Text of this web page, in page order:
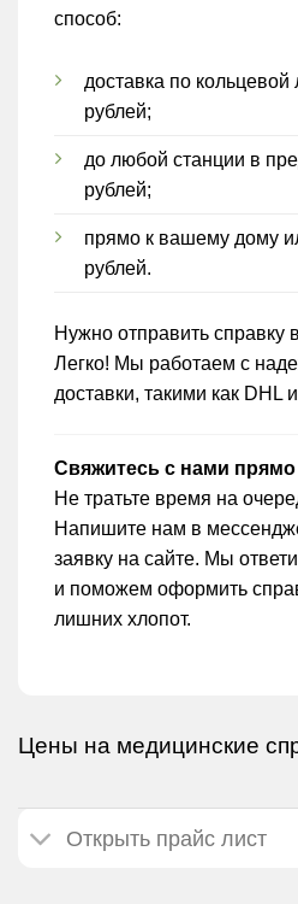
способ:
доставка по
рублей;
до любой станции в
рублей;
прямо к вашему дому
рублей.
Нужно отправить справку
Легко! Мы работаем с
доставки, такими как DHL
Свяжитесь с нами прямо
Не тратьте время на
Напишите нам в
заявку на сайте. Мы
и поможем оформить
лишних хлопот.
Цены на медицинские
Открыть прайс лист